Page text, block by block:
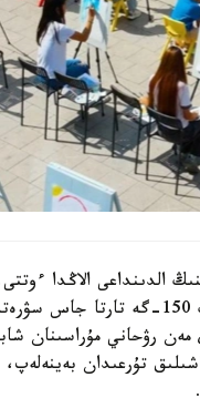
الدىنداعى الاڭدا
قالامىزداعى جەكەمەنشىك قوسىمشا ءبىلىم بەرۋ
رۋحاني مۇراسىنان
تۇرعىدان